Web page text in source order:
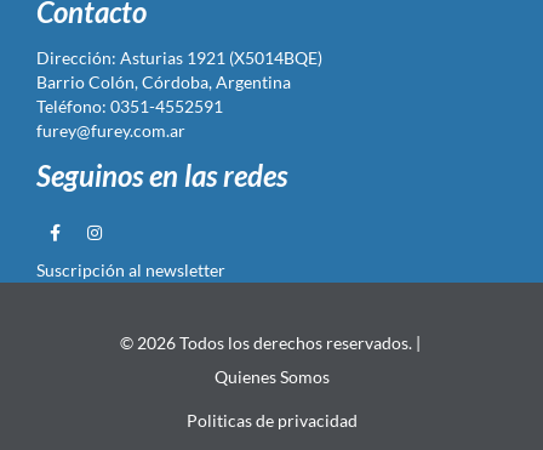
Contacto
Dirección: Asturias 1921 (X5014BQE)
Barrio Colón, Córdoba, Argentina
Teléfono: 0351-4552591
furey@furey.com.ar
Seguinos en las redes
Suscripción al newsletter
© 2026 Todos los derechos reservados. |
Quienes Somos
Politicas de privacidad